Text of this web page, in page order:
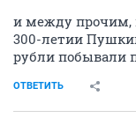
и между прочим,
300-летии
рубли побывали
ОТВЕТИТЬ